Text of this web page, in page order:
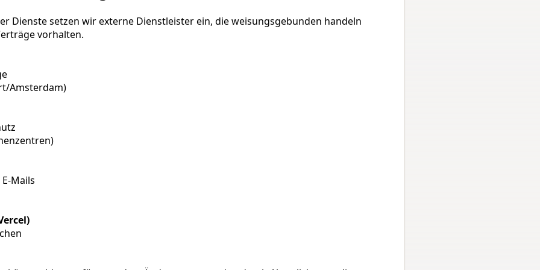
Dienste setzen wir externe Dienstleister ein, die weisungsgebunden handeln
vorhalten.
Amsterdam)
Mails